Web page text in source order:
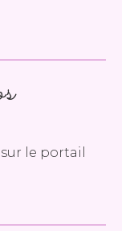
le portail